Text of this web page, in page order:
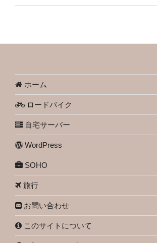
ホーム
ロードバイク
自宅サーバー
WordPress
SOHO
旅行
お問い合わせ
このサイトについて